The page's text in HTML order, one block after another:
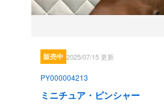
販売中 2025/07/15 更新
PY000004213
ミニチュア・ピンシャー